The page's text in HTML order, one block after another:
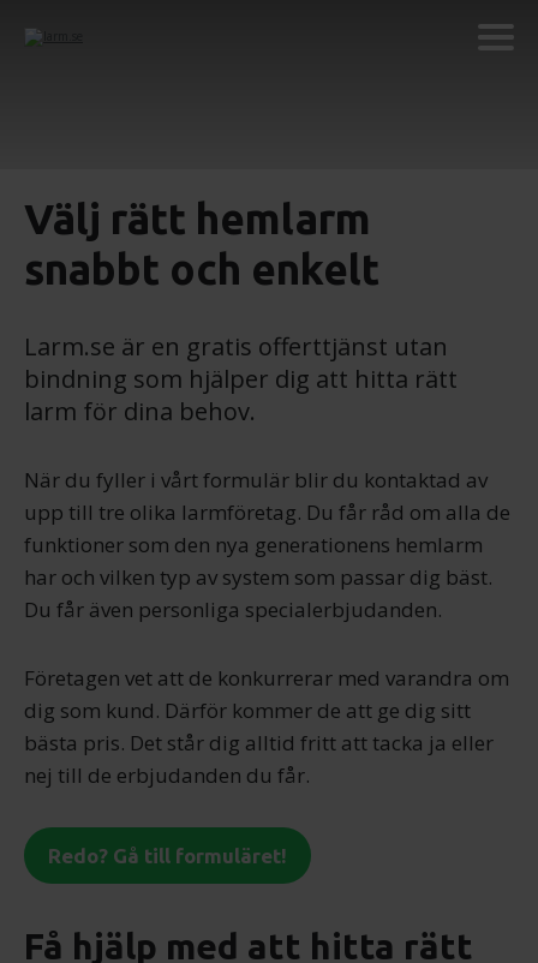
Välj rätt hemlarm
snabbt och enkelt
Larm.se är en gratis offerttjänst utan
bindning som hjälper dig att hitta rätt
larm för dina behov.
När du fyller i vårt formulär blir du kontaktad av
upp till tre olika larmföretag. Du får råd om alla de
funktioner som den nya generationens hemlarm
har och vilken typ av system som passar dig bäst.
Du får även personliga specialerbjudanden.
Företagen vet att de konkurrerar med varandra om
dig som kund. Därför kommer de att ge dig sitt
bästa pris. Det står dig alltid fritt att tacka ja eller
nej till de erbjudanden du får.
Redo? Gå till formuläret!
Få hjälp med att hitta rätt